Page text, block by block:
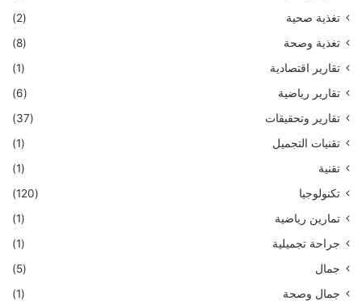
تغذية صحية
(2)
تغذية وصحة
(8)
تقارير اقتصادية
(1)
تقارير رياضية
(6)
تقارير وتحقيقات
(37)
تقنيات التجميل
(1)
تقنية
(1)
تكنولوجيا
(120)
تمارين رياضية
(1)
جراحة تجميلية
(1)
جمال
(5)
جمال وصحة
(1)